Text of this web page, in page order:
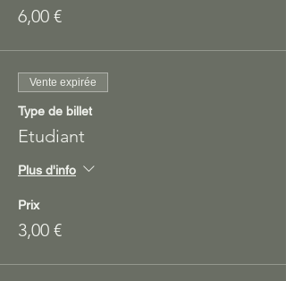
6,00 €
Vente expirée
Type de billet
Etudiant
Plus d'info
Prix
3,00 €